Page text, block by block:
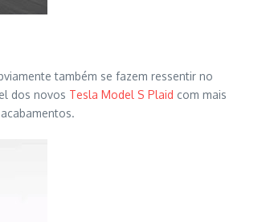
também se fazem ressentir no
dos novos Tesla Model S Plaid com mais